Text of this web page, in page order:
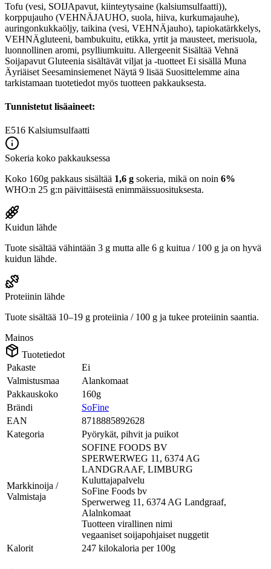
Tofu (vesi, SOIJApavut, kiinteytysaine (kalsiumsulfaatti)),
korppujauho (VEHNÄJAUHO, suola, hiiva, kurkumajauhe),
auringonkukkaöljy, taikina (vesi, VEHNÄjauho), tapiokatärkkelys,
VEHNÄgluteeni, bambukuitu, etikka, yrtit ja mausteet, merisuola,
luonnollinen aromi, psylliumkuitu. Allergeenit Sisältää Vehnä
Soijapavut Gluteenia sisältävät viljat ja -tuotteet Ei sisällä Muna
Äyriäiset Seesaminsiemenet Näytä 9 lisää Suosittelemme aina
tarkistamaan tuotetiedot myös tuotteen pakkauksesta.
Tunnistetut lisäaineet:
E516 Kalsiumsulfaatti
Sokeria koko pakkauksessa
Koko 160g pakkaus sisältää 1,6 g sokeria, mikä on noin 6%
WHO:n 25 g:n päivittäisestä enimmäissuosituksesta.
Kuidun lähde
Tuote sisältää vähintään 3 g mutta alle 6 g kuitua / 100 g ja on hyvä
kuidun lähde.
Proteiinin lähde
Tuote sisältää 10–19 g proteiinia / 100 g ja tukee proteiinin saantia.
Mainos
Tuotetiedot
Pakaste
Ei
Valmistusmaa
Alankomaat
Pakkauskoko
160g
Brändi
SoFine
EAN
8718885892628
Kategoria
Pyörykät, pihvit ja puikot
Markkinoija /
Valmistaja
SOFINE FOODS BV
SPERWERWEG 11, 6374 AG
LANDGRAAF, LIMBURG
Kuluttajapalvelu
SoFine Foods bv
Sperwerweg 11, 6374 AG Landgraaf,
Alalnkomaat
Tuotteen virallinen nimi
vegaaniset soijapohjaiset nuggetit
Kalorit
247 kilokaloria per 100g